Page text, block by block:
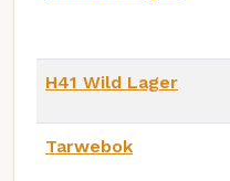
H41 Wild Lager
Tarwebok